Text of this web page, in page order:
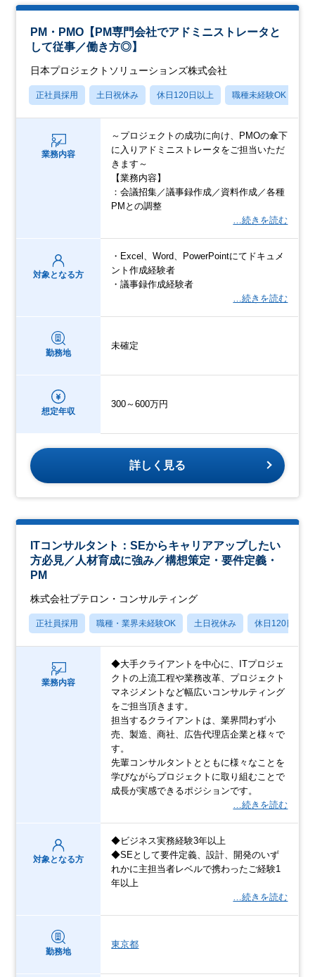
PM・PMO【PM専門会社でアドミニストレータと
して従事／働き方◎】
日本プロジェクトソリューションズ株式会社
正社員採用 土日祝休み 休日120日以上 職種未経験OK
業務内容
～プロジェクトの成功に向け、PMOの傘下
に入りアドミニストレータをご担当いただ
きます～
【業務内容】
：会議招集／議事録作成／資料作成／各種
PMとの調整
…続きを読む
対象となる方
・Excel、Word、PowerPointにてドキュメ
ント作成経験者
・議事録作成経験者
…続きを読む
勤務地
未確定
想定年収
300～600万円
詳しく見る
ITコンサルタント：SEからキャリアアップしたい
方必見／人材育成に強み／構想策定・要件定義・
PM
株式会社プテロン・コンサルティング
正社員採用 職種・業界未経験OK 土日祝休み 休日120日以上
業務内容
◆大手クライアントを中心に、ITプロジェ
クトの上流工程や業務改革、プロジェクト
マネジメントなど幅広いコンサルティング
をご担当頂きます。
担当するクライアントは、業界問わず小
売、製造、商社、広告代理店企業と様々で
す。
先輩コンサルタントとともに様々なことを
学びながらプロジェクトに取り組むことで
成長が実感できるポジションです。
…続きを読む
対象となる方
◆ビジネス実務経験3年以上
◆SEとして要件定義、設計、開発のいず
れかに主担当者レベルで携わったご経験1
年以上
…続きを読む
勤務地
東京都